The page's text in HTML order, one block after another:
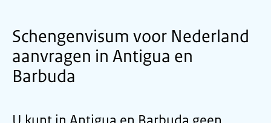
Schengenvisum voor Nederland
aanvragen in Antigua en
Barbuda